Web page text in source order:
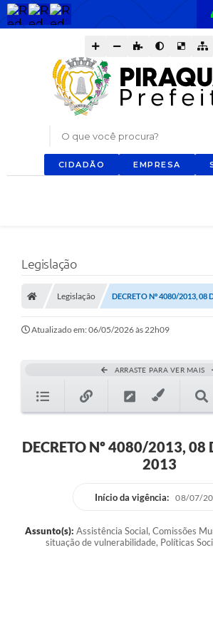
O que você procura?
CIDADÃO EMPRESA
Legislação
Legislação DECRETO Nº 4080/2013, 08
Atualizado em: 06/05/2026 às 22h09
ARRASTE PARA VER MAIS
DECRETO Nº 4080/2013, 08
2013
Início da vigência: 08/07/
Assunto(s): Assistência Social, Comissões
situação de vulnerabilidade, Políticas